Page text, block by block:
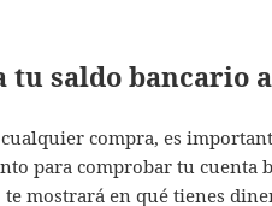
tu saldo bancario
compra, es
para comprobar tu cuenta
te mostrará en qué tienes